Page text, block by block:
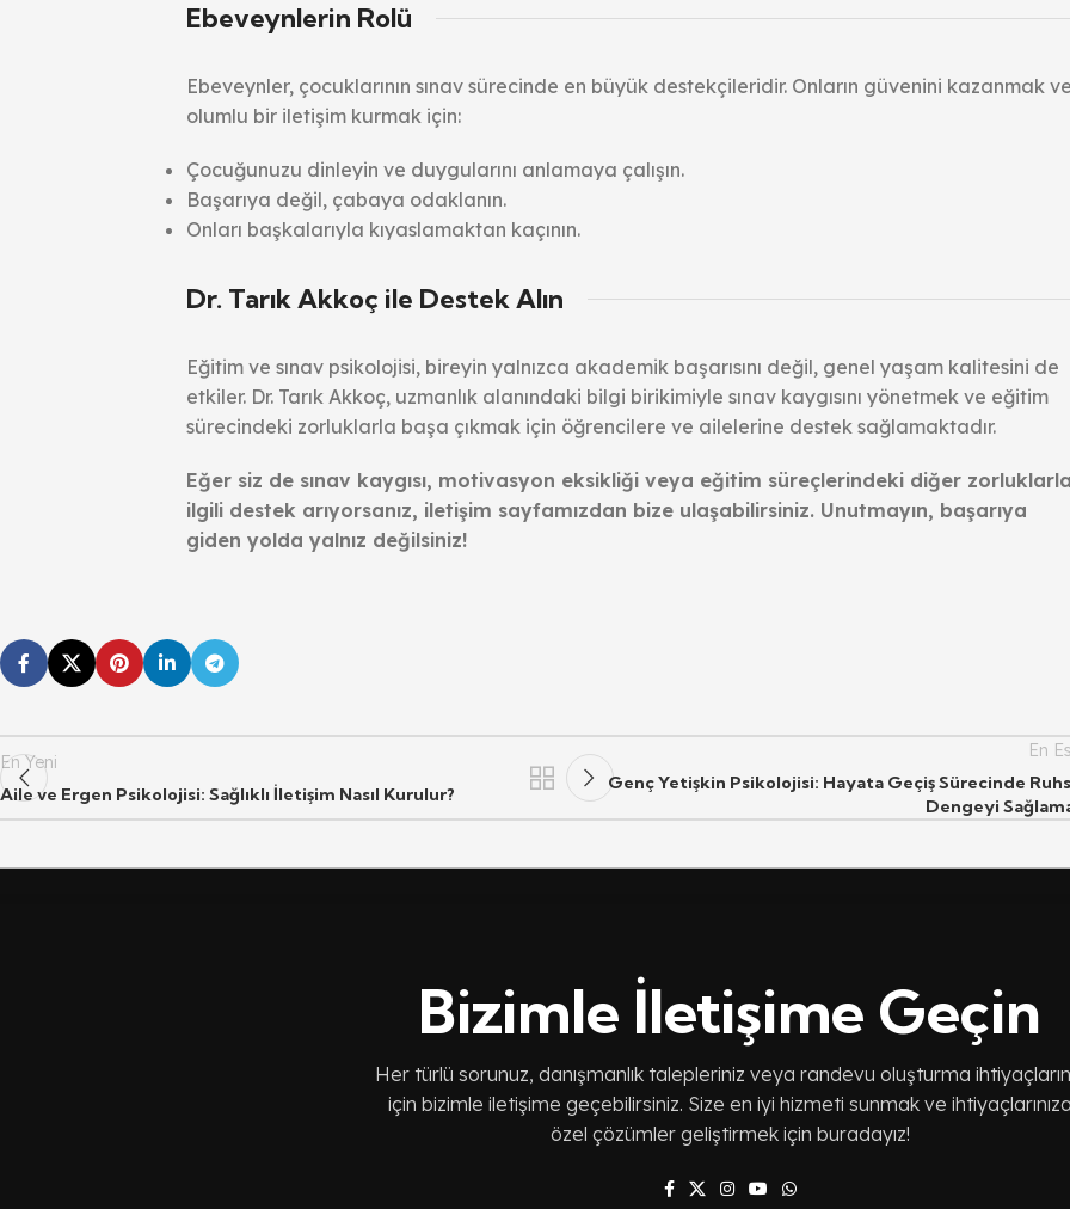
Ebeveynlerin Rolü
Ebeveynler, çocuklarının sınav sürecinde en büyük destekçileridir. Onların güvenini kazanmak
olumlu bir iletişim kurmak için:
Çocuğunuzu dinleyin ve duygularını anlamaya çalışın.
Başarıya değil, çabaya odaklanın.
Onları başkalarıyla kıyaslamaktan kaçının.
Dr. Tarık Akkoç ile Destek Alın
Eğitim ve sınav psikolojisi, bireyin yalnızca akademik başarısını değil, genel yaşam kalitesini de
etkiler. Dr. Tarık Akkoç, uzmanlık alanındaki bilgi birikimiyle sınav kaygısını yönetmek ve eğitim
sürecindeki zorluklarla başa çıkmak için öğrencilere ve ailelerine destek sağlamaktadır.
Eğer siz de sınav kaygısı, motivasyon eksikliği veya eğitim süreçlerindeki diğer
ilgili destek arıyorsanız, iletişim sayfamızdan bize ulaşabilirsiniz. Unutmayın, başarıya
giden yolda yalnız değilsiniz!
En Yeni
Aile ve Ergen Psikolojisi: Sağlıklı İletişim Nasıl Kurulur?
En
Genç Yetişkin Psikolojisi: Hayata Geçiş Sürecinde
Dengeyi
Bizimle İletişime Geçin
Her türlü sorunuz, danışmanlık talepleriniz veya randevu oluşturma
için bizimle iletişime geçebilirsiniz. Size en iyi hizmeti sunmak ve
özel çözümler geliştirmek için buradayız!